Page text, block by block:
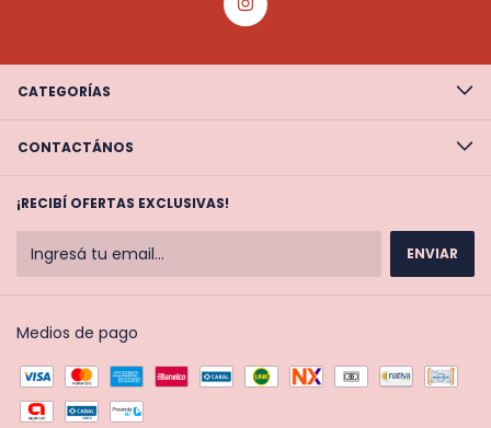
CATEGORÍAS
CONTACTÁNOS
¡RECIBÍ OFERTAS EXCLUSIVAS!
Medios de pago